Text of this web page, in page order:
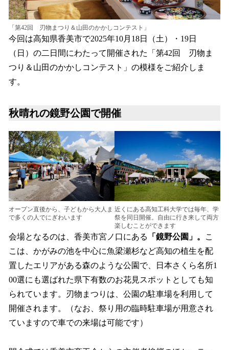
「第42回 刃物まつり＆山田のかかしコンテスト」
今回は高知県香美市で2025年10月18日（土）・19日
（日）の二日間にわたって開催された「第42回 刃物ま
つり＆山田のかかしコンテスト」の模様をご紹介しま
す。
秋晴れの鏡野公園で開催
オープン直後から、子どもから大人ま
で多くの人でにぎわいます
近くにある高知工科大学では毎年、学
祭を同日開催。自由に行き来して両方
楽しむことができます
会場となるのは、香美市宮ノ口にある 「鏡野公園」。
こ
こは、かがみの池を中心に魚梁瀬杉など高知の植生を配
置したエリアがある森のような公園で、日本さくら名所1
00選にも選ばれた県下有数のお花見スポットとしても知
られています。刃物まつりは、公園の駐車場を利用して
開催されます。（なお、祭り用の臨時駐車場が用意され
ていますので車での来場は可能です）